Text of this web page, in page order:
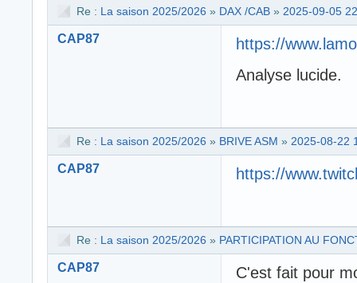
Re : La saison 2025/2026 » DAX /CAB » 2025-09-05
CAP87
https://
Analyse lucide.
Re : La saison 2025/2026 » BRIVE ASM » 2025-08-22
CAP87 https://
Re : La saison 2025/2026 » PARTICIPATION AU
CAP87
C'est fait pour